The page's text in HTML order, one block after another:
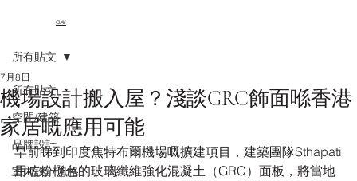
CLAY
所有貼文
空間/建築
品牌設計
室內設計風格
所有貼文
機場設計搬入屋？淺談GRC飾面喺香港
家居嘅應用可能
7月8日
早前睇到印度焦特布爾機場嘅擴建項目，建築團隊Sthapati
用咗粉橙色的玻璃纖維強化混凝土（GRC）面板，將當地